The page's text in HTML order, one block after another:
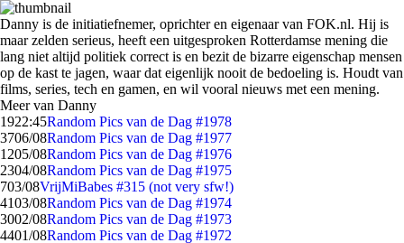
Danny is de initiatiefnemer, oprichter en eigenaar van FOK.nl. Hij is
maar zelden serieus, heeft een uitgesproken Rotterdamse mening die
lang niet altijd politiek correct is en bezit de bizarre eigenschap mensen
op de kast te jagen, waar dat eigenlijk nooit de bedoeling is. Houdt van
films, series, tech en gamen, en wil vooral nieuws met een mening.
Meer van Danny
1922:45Random Pics van de Dag #1978
3706/08Random Pics van de Dag #1977
1205/08Random Pics van de Dag #1976
2304/08Random Pics van de Dag #1975
703/08VrijMiBabes #315 (not very sfw!)
4103/08Random Pics van de Dag #1974
3002/08Random Pics van de Dag #1973
4401/08Random Pics van de Dag #1972